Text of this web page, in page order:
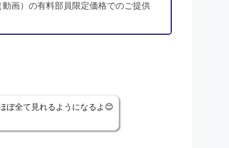
画）の有料部員限定価格でのご提供
ぼ全て見れるようになるよ😊